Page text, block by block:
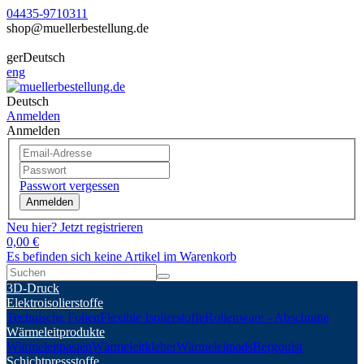
04435-9710311
shop@muellerbestellung.de
gerDeutsch
eng
Deutsch
Anmelden
Anmelden
Passwort vergessen
Anmelden
Neu hier? Jetzt registrieren
0,00 €
Es befinden sich keine Artikel im Warenkorb
3D-Druck
Elektroisolierstoffe
Technische FolienFlexible IsolierstoffeRollenware - Abschnitte
Wärmeleitprodukte
WärmeleitpastenWärmeleitkleberWärmeleitpadsBergquist
Schichtpressstoffe